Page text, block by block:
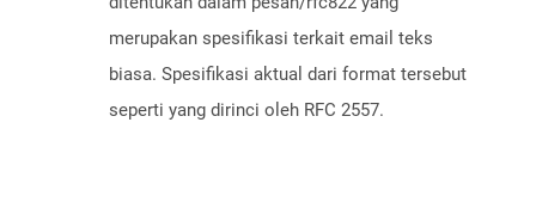
merupakan spesifikasi terkait email teks
biasa. Spesifikasi aktual dari format tersebut
seperti yang dirinci oleh RFC 2557.